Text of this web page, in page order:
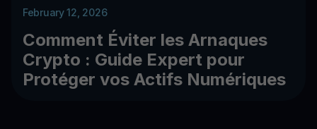
February 12, 2026
Comment Éviter les Arnaques
Crypto : Guide Expert pour
Protéger vos Actifs Numériques